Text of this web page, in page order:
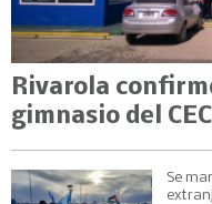
Rivarola
gimnasio del
Se